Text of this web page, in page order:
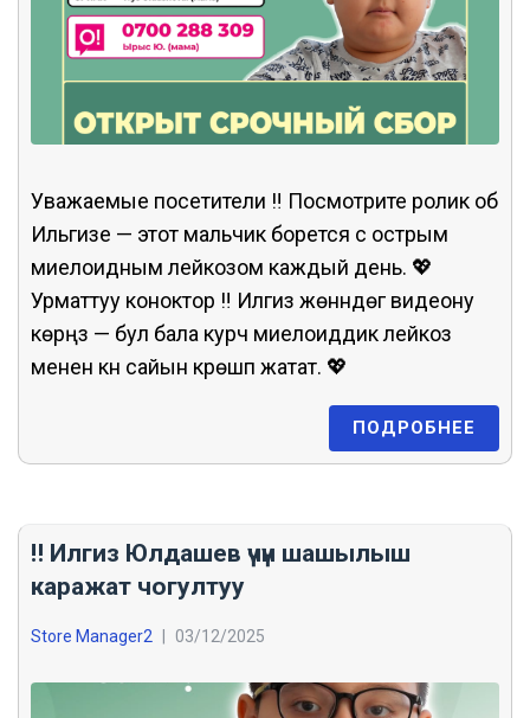
Уважаемые посетители ‼️ Посмотрите ролик об
Ильгизе — этот мальчик борется с острым
миелоидным лейкозом каждый день. 💖
Урматтуу коноктор ‼️ Илгиз жөнүндөгү видеону
көрүңүз — бул бала курч миелоиддик лейкоз
менен күн сайын күрөшүп жатат. 💖
ПОДРОБНЕЕ
‼️ Илгиз Юлдашев үчүн шашылыш
каражат чогултуу
Store Manager2 | 03/12/2025